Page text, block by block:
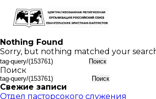
Nothing Found
Sorry, but nothing matched your
Найти:
Поиск
Поиск
Свежие записи
Отдел пасторсокого служения